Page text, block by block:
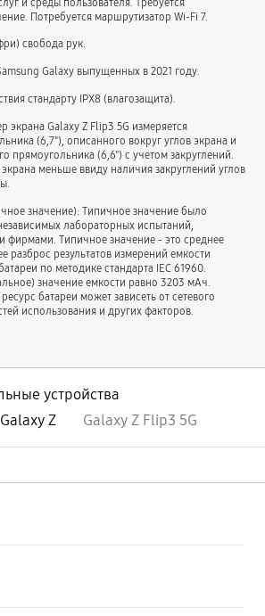
Потребуется маршрутизатор Wi-Fi 7.
свобода рук.
Galaxy выпущенных в 2021 году.
стандарту IPX8 (влагозащита).
экрана Galaxy Z Flip3 5G измеряется
(6,7"), описанного вокруг углов экрана и
прямоугольника (6,6") с учетом закруглений.
меньше ввиду наличия закруглений углов
значение): Типичное значение было
лабораторных испытаний,
фирмами. Типичное значение - это среднее
разброс результатов измерений емкости
по методике стандарта IEC 61960.
значение емкости равно 3203 мАч.
батареи может зависеть от сетевого
использования и других факторов.
устройства
Galaxy Z Galaxy Z Flip3 5G